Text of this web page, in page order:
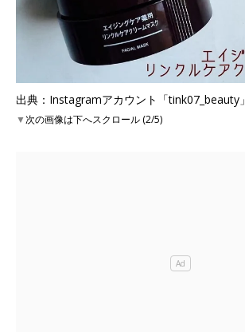
出典：Instagramアカウント「tink07_beauty」
▼次の画像は下へスクロール (2/5)